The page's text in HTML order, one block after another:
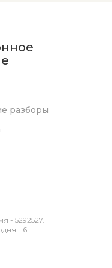
разборы
- 5292527.
- 6.